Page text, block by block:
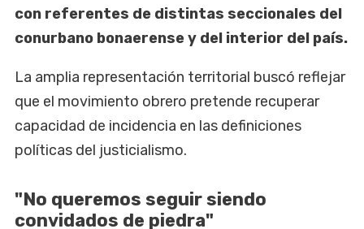
con referentes de distintas seccionales del
conurbano bonaerense y del interior del país.
La amplia representación territorial buscó reflejar
que el movimiento obrero pretende recuperar
capacidad de incidencia en las definiciones
políticas del justicialismo.
"No queremos seguir siendo
convidados de piedra"